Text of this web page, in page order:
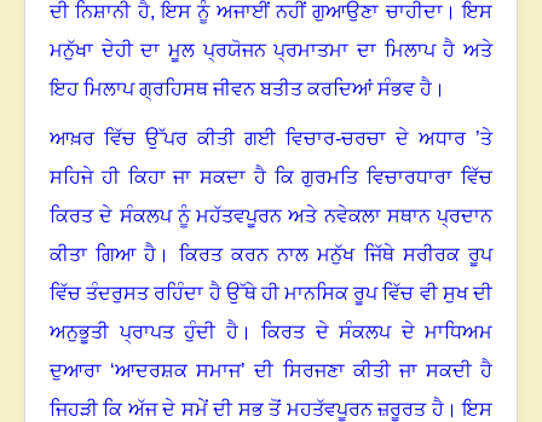
ਦੀ ਨਿਸ਼ਾਨੀ ਹੈ, ਇਸ ਨੂੰ ਅਜਾਈਂ ਨਹੀਂ ਗੁਆਉਣਾ ਚਾਹੀਦਾ।ਇਸ
ਮਨੁੱਖਾ ਦੇਹੀ ਦਾ ਮੂਲ ਪ੍ਰਯੋਜਨ ਪ੍ਰਮਾਤਮਾ ਦਾ ਮਿਲਾਪ ਹੈ ਅਤੇ
ਇਹ ਮਿਲਾਪ ਗ੍ਰਹਿਸਥ ਜੀਵਨ ਬਤੀਤ ਕਰਦਿਆਂ ਸੰਭਵ ਹੈ ।
ਆਖ਼ਰ ਵਿੱਚ ਉੱਪਰ ਕੀਤੀ ਗਈ ਵਿਚਾਰ-ਚਰਚਾ ਦੇ ਅਧਾਰ ’ਤੇ
ਸਹਿਜੇ ਹੀ ਕਿਹਾ ਜਾ ਸਕਦਾ ਹੈ ਕਿ ਗੁਰਮਤਿ ਵਿਚਾਰਧਾਰਾ ਵਿੱਚ
ਕਿਰਤ ਦੇ ਸੰਕਲਪ ਨੂੰ ਮਹੱਤਵਪੂਰਨ ਅਤੇ ਨਵੇਕਲਾ ਸਥਾਨ ਪ੍ਰਦਾਨ
ਕੀਤਾ ਗਿਆ ਹੈ । ਕਿਰਤ ਕਰਨ ਨਾਲ ਮਨੁੱਖ ਜਿੱਥੇ ਸਰੀਰਕ ਰੂਪ
ਵਿੱਚ ਤੰਦਰੁਸਤ ਰਹਿੰਦਾ ਹੈ ਉੱਥੇ ਹੀ ਮਾਨਸਿਕ ਰੂਪ ਵਿੱਚ ਵੀ ਸੁਖ ਦੀ
ਅਨੁਭੂਤੀ ਪ੍ਰਾਪਤ ਹੁੰਦੀ ਹੈ। ਕਿਰਤ ਦੇ ਸੰਕਲਪ ਦੇ ਮਾਧਿਅਮ
ਦੁਆਰਾ ‘ਆਦਰਸ਼ਕ ਸਮਾਜ’ ਦੀ ਸਿਰਜਣਾ ਕੀਤੀ ਜਾ ਸਕਦੀ ਹੈ
ਜਿਹੜੀ ਕਿ ਅੱਜ ਦੇ ਸਮੇਂ ਦੀ ਸਭ ਤੋਂ ਮਹਤੱਵਪੂਰਨ ਜ਼ਰੂਰਤ ਹੈ।ਇਸ